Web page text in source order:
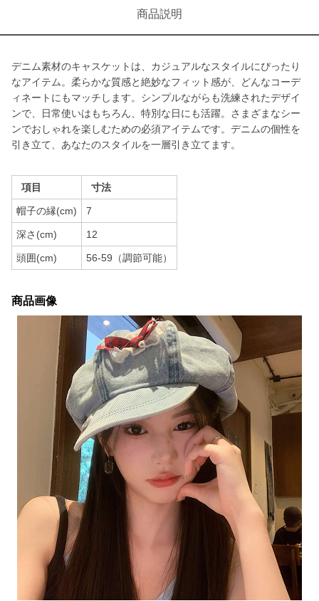
商品説明
デニム素材のキャスケットは、カジュアルなスタイルにぴったり
なアイテム。柔らかな質感と絶妙なフィット感が、どんなコーデ
ィネートにもマッチします。シンプルながらも洗練されたデザイ
ンで、日常使いはもちろん、特別な日にも活躍。さまざまなシー
ンでおしゃれを楽しむための必須アイテムです。デニムの個性を
引き立て、あなたのスタイルを一層引き立てます。
項目 寸法
帽子の縁(cm) 7
深さ(cm) 12
頭囲(cm) 56-59（調節可能）
商品画像